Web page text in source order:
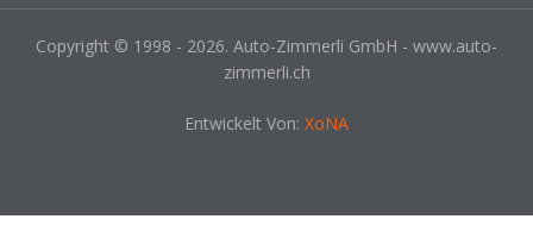
Copyright © 1998 - 2026. Auto-Zimmerli GmbH - www.auto-
zimmerli.ch
Entwickelt Von: XoNA